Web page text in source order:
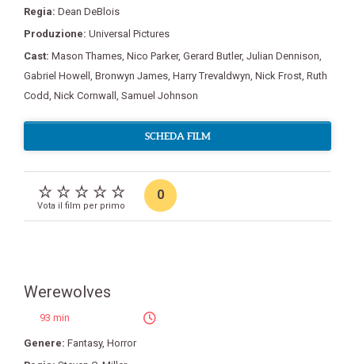
Regia: Dean DeBlois
Produzione: Universal Pictures
Cast: Mason Thames, Nico Parker, Gerard Butler, Julian Dennison,
Gabriel Howell , Bronwyn James, Harry Trevaldwyn, Nick Frost, Ruth
Codd, Nick Cornwall , Samuel Johnson
SCHEDA FILM
Vota il film per primo
0
Werewolves
93 min
Genere: Fantasy, Horror